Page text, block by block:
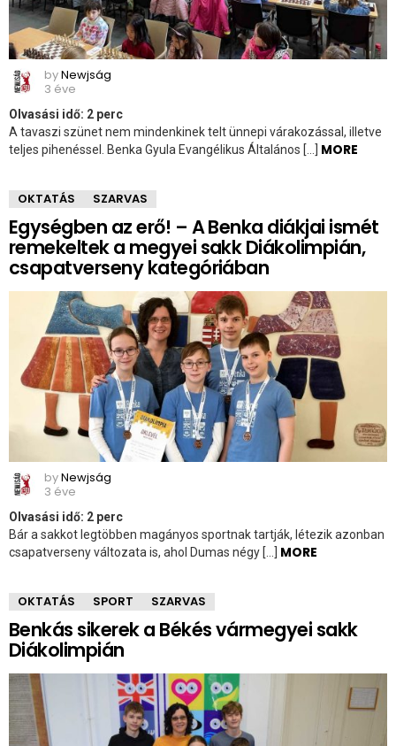
byNewjság
3 éve
Olvasási idő: 2 perc
A tavaszi szünet nem mindenkinek telt ünnepi várakozással, illetve
teljes pihenéssel. Benka Gyula Evangélikus Általános […] MORE
OKTATÁS SZARVAS
Egységben az erő! – A Benka diákjai ismét
remekeltek a megyei sakk Diákolimpián,
csapatverseny kategóriában
byNewjság
3 éve
Olvasási idő: 2 perc
Bár a sakkot legtöbben magányos sportnak tartják, létezik azonban
csapatverseny változata is, ahol Dumas négy […] MORE
OKTATÁS SPORT SZARVAS
Benkás sikerek a Békés vármegyei sakk
Diákolimpián